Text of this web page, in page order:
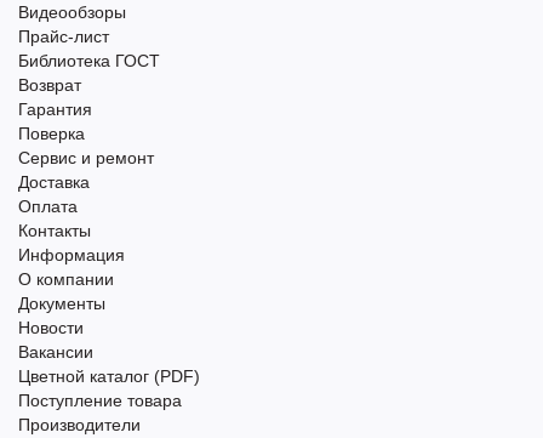
Видеообзоры
Прайс-лист
Библиотека ГОСТ
Возврат
Гарантия
Поверка
Сервис и ремонт
Доставка
Оплата
Контакты
Информация
О компании
Документы
Новости
Вакансии
Цветной каталог (PDF)
Поступление товара
Производители